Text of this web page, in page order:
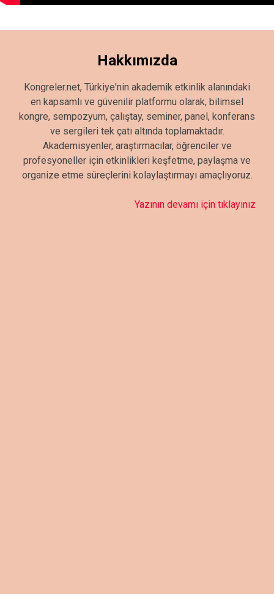
Hakkımızda
Kongreler.net, Türkiye'nin akademik etkinlik alanındaki
en kapsamlı ve güvenilir platformu olarak, bilimsel
kongre, sempozyum, çalıştay, seminer, panel, konferans
ve sergileri tek çatı altında toplamaktadır.
Akademisyenler, araştırmacılar, öğrenciler ve
profesyoneller için etkinlikleri keşfetme, paylaşma ve
organize etme süreçlerini kolaylaştırmayı amaçlıyoruz.
Yazının devamı için tıklayınız